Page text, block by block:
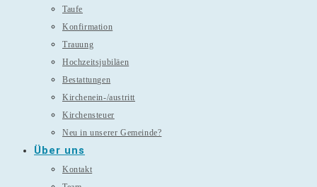
Taufe
Konfirmation
Trauung
Hochzeitsjubiläen
Bestattungen
Kirchenein-/austritt
Kirchensteuer
Neu in unserer Gemeinde?
Über uns
Kontakt